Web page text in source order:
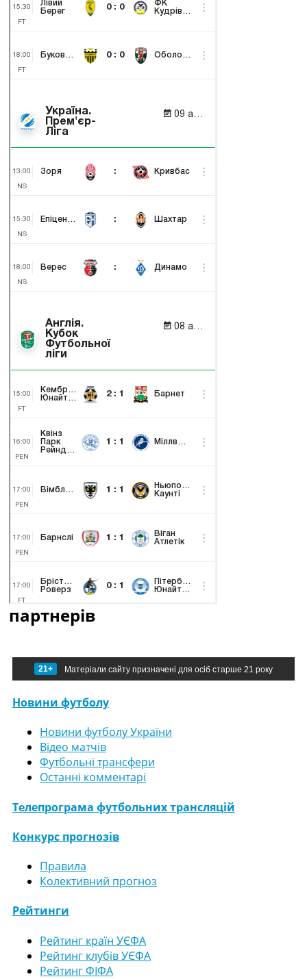
партнерів
21+ Матеріали сайту призначені для осіб старше 21 року
Новини футболу
Новини футболу України
Відео матчів
Футбольні трансфери
Останні комментарі
Телепрограма футбольних трансляцій
Конкурс прогнозів
Правила
Колективний прогноз
Рейтинги
Рейтинг країн УЄФА
Рейтинг клубів УЄФА
Рейтинг ФІФА